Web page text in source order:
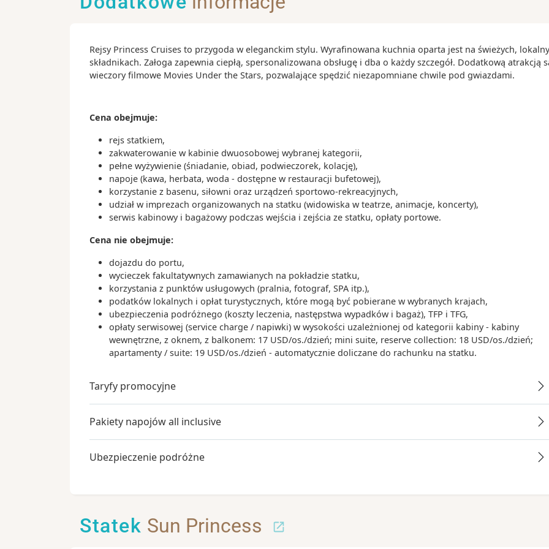
Ciekawostki:
sardynki, mule i wiele innych minidań idealnych do
dzielenia się
- inne przysmaki to podsuszana szynka iberico i
catalana
Rejsy Princess Cruises to przygoda w eleganckim stylu. Wyrafinowana kuchnia oparta jest na świeżych,
składnikach. Załoga zapewnia ciepłą, spersonalizowana obsługę i dba o każdy szczegół. Dodatkową atrakcją
wieczory filmowe Movies Under the Stars, pozwalające spędzić niezapomniane chwile pod gwiazdami.
Cena obejmuje:
rejs statkiem,
zakwaterowanie w kabinie dwuosobowej wybranej kategorii,
pełne wyżywienie (śniadanie, obiad, podwieczorek, kolację),
napoje (kawa, herbata, woda - dostępne w restauracji bufetowej),
korzystanie z basenu, siłowni oraz urządzeń sportowo-rekreacyjnych,
udział w imprezach organizowanych na statku (widowiska w teatrze, animacje, koncerty),
serwis kabinowy i bagażowy podczas wejścia i zejścia ze statku, opłaty portowe.
Cena nie obejmuje:
dojazdu do portu,
wycieczek fakultatywnych zamawianych na pokładzie statku,
korzystania z punktów usługowych (pralnia, fotograf, SPA itp.),
podatków lokalnych i opłat turystycznych, które mogą być pobierane w wybranych krajach,
ubezpieczenia podróżnego (koszty leczenia, następstwa wypadków i bagaż), TFP i TFG,
opłaty serwisowej (service charge / napiwki) w wysokości uzależnionej od kategorii kabiny - kabiny
wewnętrzne, z oknem, z balkonem: 17 USD/os./dzień; mini suite, reserve collection: 18 USD/os./dzień;
apartamenty / suite: 19 USD/os./dzień - automatycznie doliczane do rachunku na statku.
Taryfy promocyjne
Pakiety napojów all inclusive
Ubezpieczenie podróżne
Statek Sun Princess